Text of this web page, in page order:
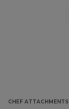
CHEF ATTACHMENTS